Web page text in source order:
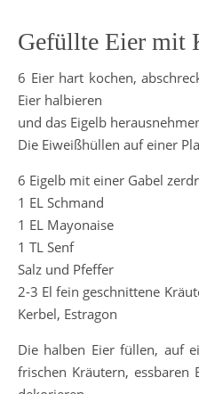
Gefüllte Eier mit
6 Eier hart kochen,
Eier halbieren
und das Eigelb
Die Eiweißhüllen auf einer
6 Eigelb mit einer Gabel
1 EL Schmand
1 EL Mayonaise
1 TL Senf
Salz und Pfeffer
2-3 El fein geschnittene
Kerbel, Estragon
Die halben Eier füllen, auf
frischen Kräutern, essbaren